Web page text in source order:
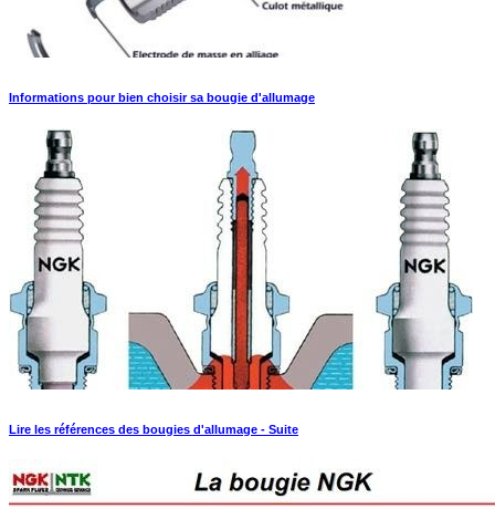
Informations pour bien choisir sa bougie d'allumage
Lire les références des bougies d'allumage - Suite